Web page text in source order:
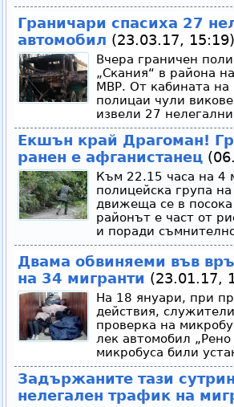
Граничари спасиха 27
автомобил (23.03.17, 15:19)
Вчера граничен
„Скания“ в района
МВР. От кабината на
полицаи чули
извели 27
Екшън край Драгоман!
ранен е афганистанец
Към 22.15 часа на 4
полицейска група
движеща се в
районът е част от
и поради
Двама обвиняеми във
на 34 мигранти (23.01.17,
На 18 януари, при
действия,
проверка на
лек автомобил
микробуса били
Задържаните тази
нелегален трафик на